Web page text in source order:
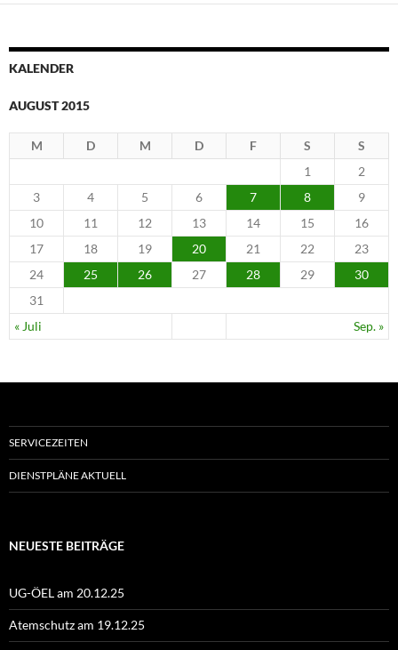
KALENDER
AUGUST 2015
M D M D F S S
« Juli Sep. »
1
2
3
4 5 6 7 8
9
10
11 12 13 14 15
16
17
18 19 20 21 22
23
24
25 26 27 28 29
30
31
SERVICEZEITEN
DIENSTPLÄNE AKTUELL
NEUESTE BEITRÄGE
UG-ÖEL am 20.12.25
Atemschutz am 19.12.25